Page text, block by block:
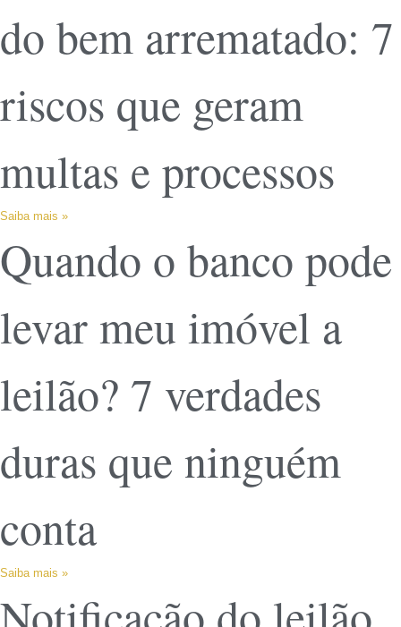
do bem arrematado: 7
riscos que geram
multas e processos
Saiba mais »
Quando o banco pode
levar meu imóvel a
leilão? 7 verdades
duras que ninguém
conta
Saiba mais »